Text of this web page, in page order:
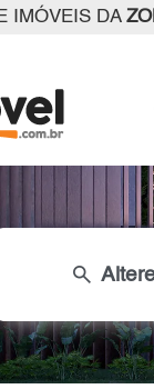
IMÓVEIS DA
search